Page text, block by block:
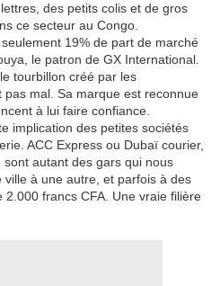
des petits colis et de gros
ce secteur au Congo.
19% de part de marché
le patron de GX International.
tourbillon créé par les
mal. Sa marque est reconnue
à lui faire confiance.
implication des petites sociétés
ACC Express ou Dubaï courier,
autant des gars qui nous
à une autre, et parfois à des
francs CFA. Une vraie filière